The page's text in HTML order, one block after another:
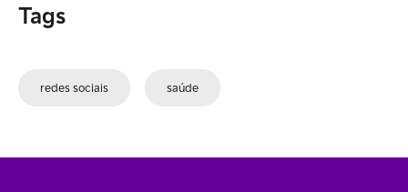
Tags
redes sociais saúde